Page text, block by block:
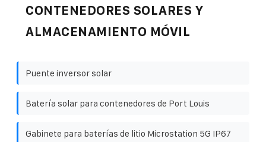
CONTENEDORES SOLARES Y
ALMACENAMIENTO MÓVIL
Puente inversor solar
Batería solar para contenedores de Port Louis
Gabinete para baterías de litio Microstation 5G IP67